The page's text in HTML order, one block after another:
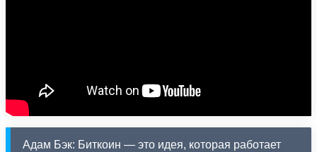
Адам Бэк: Биткоин — это идея, которая работает